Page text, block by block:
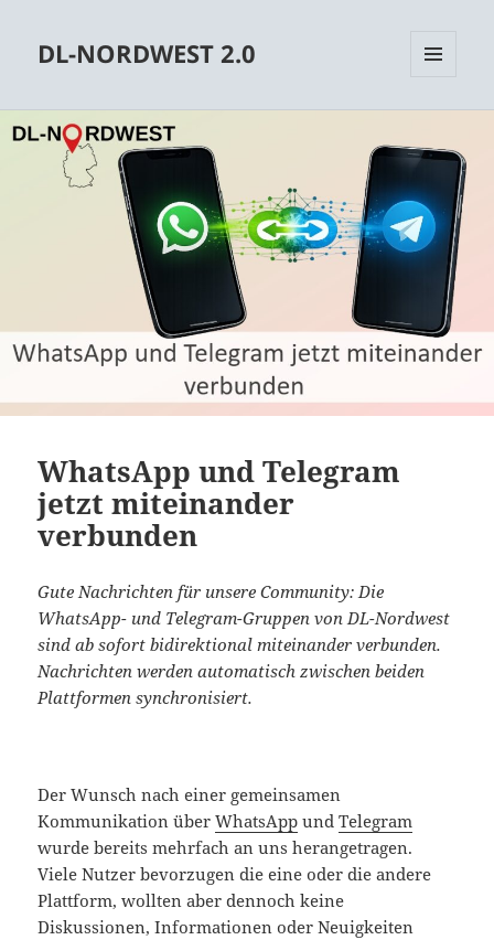
DL-NORDWEST 2.0
WhatsApp und Telegram
jetzt miteinander
verbunden
Gute Nachrichten für unsere Community: Die
WhatsApp- und Telegram-Gruppen von DL-Nordwest
sind ab sofort bidirektional miteinander verbunden.
Nachrichten werden automatisch zwischen beiden
Plattformen synchronisiert.
Der Wunsch nach einer gemeinsamen
Kommunikation überWhatsApp undTelegram
wurde bereits mehrfach an uns herangetragen.
Viele Nutzer bevorzugen die eine oder die andere
Plattform, wollten aber dennoch keine
Diskussionen, Informationen oder Neuigkeiten